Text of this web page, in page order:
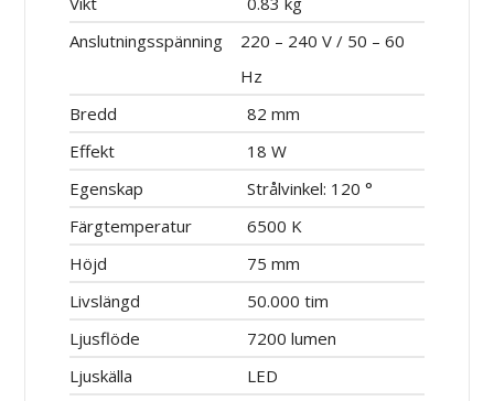
Anslutningsspänning
220 – 240 V / 50 – 60
Hz
Bredd
82 mm
Effekt
18 W
Egenskap
Strålvinkel: 120 °
Färgtemperatur
6500 K
Höjd
75 mm
Livslängd
50.000 tim
Ljusflöde
7200 lumen
Ljuskälla
LED